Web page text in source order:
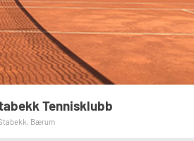
Tennisklubb
Bærum